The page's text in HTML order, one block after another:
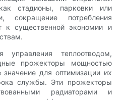
стадионы, парковки или
сокращение потребления
к существенной экономии и
управления теплоотводом,
прожекторы мощностью
для оптимизации их
службы. Эти прожекторы
радиаторами и